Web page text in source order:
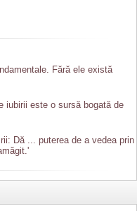
Fără ele există
iubirii este o sursă bogată de
Dă ... puterea de a vedea prin